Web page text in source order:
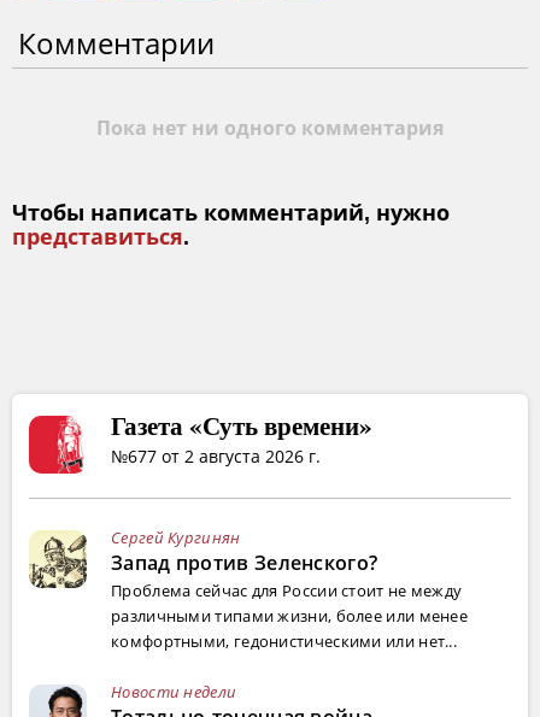
Комментарии
Пока нет ни одного комментария
Чтобы написать комментарий, нужно
представиться.
Газета «Суть времени»
№677 от 2 августа 2026 г.
Сергей Кургинян
Запад против Зеленского?
Проблема сейчас для России стоит не между
различными типами жизни, более или менее
комфортными, гедонистическими или нет...
Новости недели